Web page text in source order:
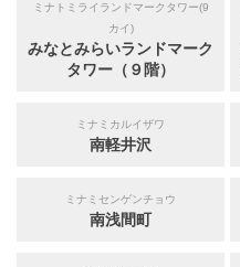
ミナトミライランドマークタワー(9
カイ)
みなとみらいランドマーク
タワー（９階）
ミナミカルイザワ
南軽井沢
ミナミセンゲンチョウ
南浅間町